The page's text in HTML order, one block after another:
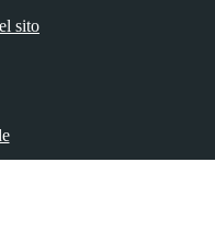
sito